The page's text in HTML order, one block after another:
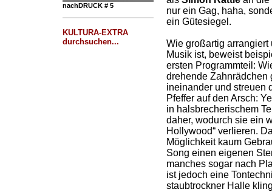
nachDRUCK # 5
KULTURA-EXTRA
durchsuchen...
nur ein Gag, haha,
ein Gütesiegel.
Wie großartig arrangiert
Musik ist, beweist
ersten Programmteil:
drehende Zahnrädchen
ineinander und streuen
Pfeffer auf den Arsch:
in halsbrecherischem
daher, wodurch sie ein
Hollywood“ verlieren.
Möglichkeit kaum
Song einen eigenen
manches sogar nach
ist jedoch eine
staubtrockner Halle